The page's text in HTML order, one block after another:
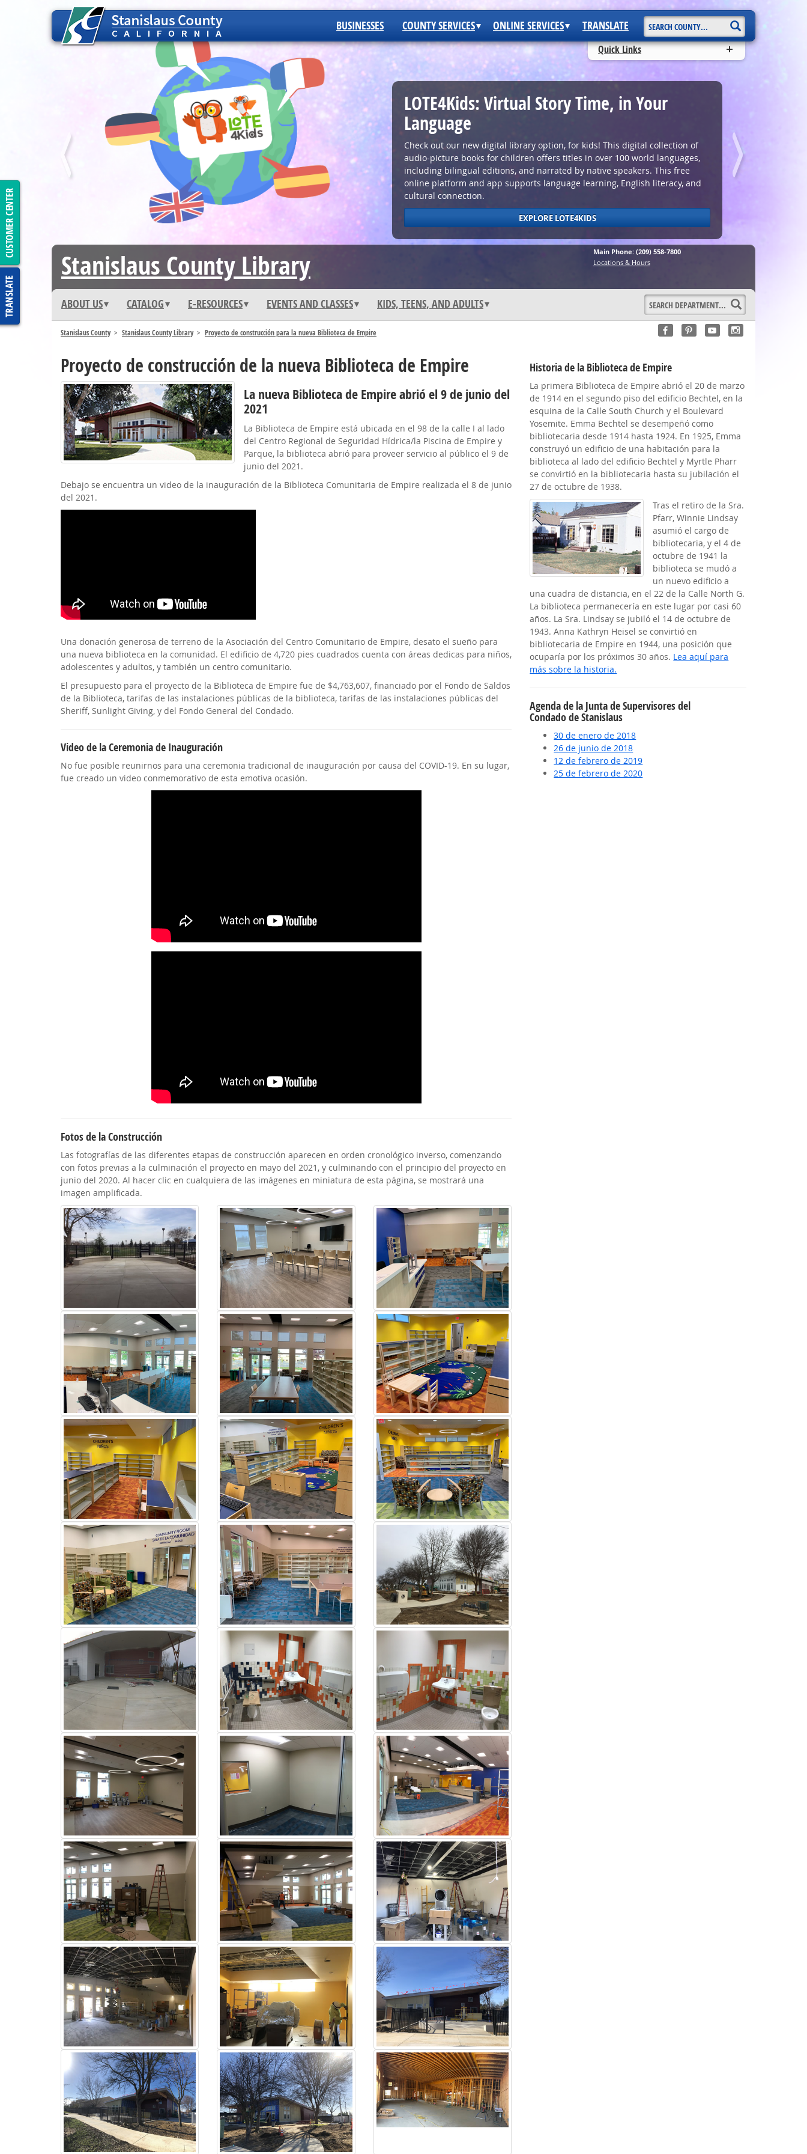
BUSINESSES COUNTY SERVICES ONLINE SERVICES TRANSLATE Start
Search
Quick Links
LOTE4Kids: Virtual Story Time, in Your
Language
Check out our new digital library option, for kids! This digital collection of
audio-picture books for children offers titles in over 100 world languages,
including bilingual editions, and narrated by native speakers. This free
online platform and app supports language learning, English literacy, and
cultural connection.
EXPLORE LOTE4KIDS
Read the News Online Through the Library
Have you checked out our new digital newsstand? You’ll find links to a
variety of publications covering local, state, national, and global news. All
listed publications are free to read and include full-color newspaper pages.
GET STARTED
Stanislaus County Library
Main Phone: (209) 558-7800
Locations & Hours
ABOUT US CATALOG E-RESOURCES EVENTS AND CLASSES
KIDS, TEENS, AND ADULTS
Start
Department
Search
Stanislaus County Stanislaus County Library Proyecto de construcción para la nueva Biblioteca de Empire
Proyecto de construcción de la nueva Biblioteca de Empire
La nueva Biblioteca de Empire abrió el 9 de junio del
2021
La Biblioteca de Empire está ubicada en el 98 de la calle I al lado
del Centro Regional de Seguridad Hídrica/la Piscina de Empire y
Parque, la biblioteca abrió para proveer servicio al público el 9 de
junio del 2021.
Debajo se encuentra un video de la inauguración de la Biblioteca Comunitaria de Empire realizada el 8 de junio
del 2021.
Una donación generosa de terreno de la Asociación del Centro Comunitario de Empire, desato el sueño para
una nueva biblioteca en la comunidad. El edificio de 4,720 pies cuadrados cuenta con áreas dedicas para niños,
adolescentes y adultos, y también un centro comunitario.
El presupuesto para el proyecto de la Biblioteca de Empire fue de $4,763,607, financiado por el Fondo de Saldos
de la Biblioteca, tarifas de las instalaciones públicas de la biblioteca, tarifas de las instalaciones públicas del
Sheriff, Sunlight Giving, y del Fondo General del Condado.
Video de la Ceremonia de Inauguración
No fue posible reunirnos para una ceremonia tradicional de inauguración por causa del COVID-19. En su lugar,
fue creado un video conmemorativo de esta emotiva ocasión.
Fotos de la Construcción
Las fotografías de las diferentes etapas de construcción aparecen en orden cronológico inverso, comenzando
con fotos previas a la culminación el proyecto en mayo del 2021, y culminando con el principio del proyecto en
junio del 2020. Al hacer clic en cualquiera de las imágenes en miniatura de esta página, se mostrará una
imagen amplificada.
Historia de la Biblioteca de Empire
La primera Biblioteca de Empire abrió el 20 de marzo
de 1914 en el segundo piso del edificio Bechtel, en la
esquina de la Calle South Church y el Boulevard
Yosemite. Emma Bechtel se desempeñó como
bibliotecaria desde 1914 hasta 1924. En 1925, Emma
construyó un edificio de una habitación para la
biblioteca al lado del edificio Bechtel y Myrtle Pharr
se convirtió en la bibliotecaria hasta su jubilación el
27 de octubre de 1938.
Tras el retiro de la Sra.
Pfarr, Winnie Lindsay
asumió el cargo de
bibliotecaria, y el 4 de
octubre de 1941 la
biblioteca se mudó a
un nuevo edificio a
una cuadra de distancia, en el 22 de la Calle North G.
La biblioteca permanecería en este lugar por casi 60
años. La Sra. Lindsay se jubiló el 14 de octubre de
1943. Anna Kathryn Heisel se convirtió en
bibliotecaria de Empire en 1944, una posición que
ocuparía por los próximos 30 años. Lea aquí para
más sobre la historia.
Agenda de la Junta de Supervisores del
Condado de Stanislaus
30 de enero de 2018
26 de junio de 2018
12 de febrero de 2019
25 de febrero de 2020